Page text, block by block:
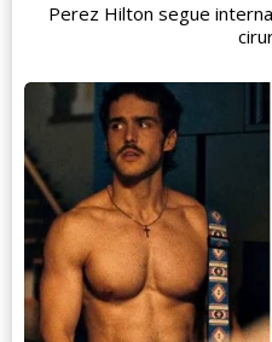
Perez Hilton segue